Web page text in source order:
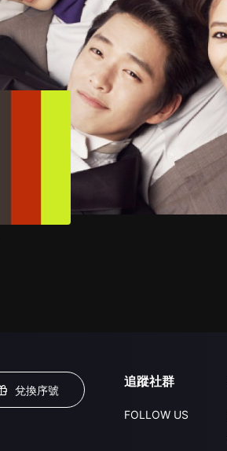
劇情介紹
兌換序號
追蹤社群
FOLLOW US